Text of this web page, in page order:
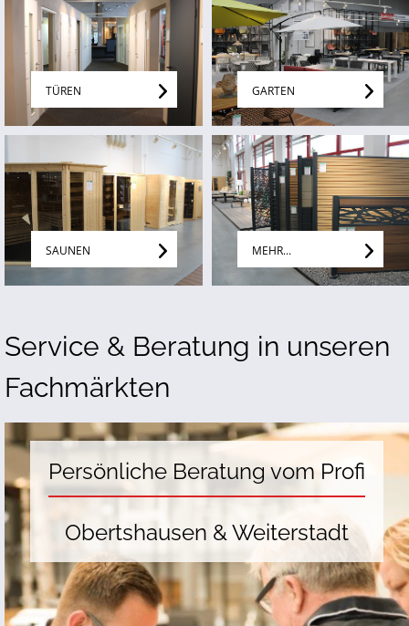
TÜREN GARTEN
SAUNEN MEHR...
Persönliche Beratung vom Profi
Obertshausen & Weiterstadt
Service & Beratung in unseren
Fachmärkten